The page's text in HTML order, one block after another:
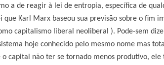
a de reagir à lei de entropia, especí­fica de
Karl Marx baseou sua previsão sobre o fim
capitalismo liberal neoliberal ). Pode-sem
hoje conhecido pelo mesmo nome mas
o capital não ter se tornado menos produtivo,